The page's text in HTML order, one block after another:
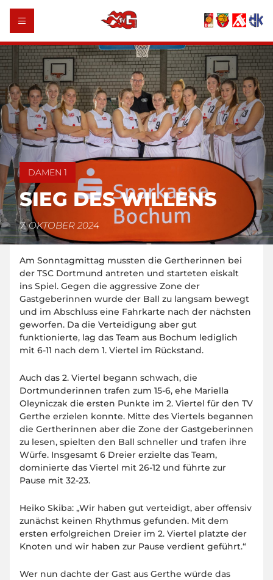
DAMEN 1
SIEG DES WILLENS
7. OKTOBER 2024
Am Sonntagmittag mussten die Gertherinnen bei
der TSC Dortmund antreten und starteten eiskalt
ins Spiel. Gegen die aggressive Zone der
Gastgeberinnen wurde der Ball zu langsam bewegt
und im Abschluss eine Fahrkarte nach der nächsten
geworfen. Da die Verteidigung aber gut
funktionierte, lag das Team aus Bochum lediglich
mit 6-11 nach dem 1. Viertel im Rückstand.
Auch das 2. Viertel begann schwach, die
Dortmunderinnen trafen zum 15-6, ehe Mariella
Oleyniczak die ersten Punkte im 2. Viertel für den TV
Gerthe erzielen konnte. Mitte des Viertels begannen
die Gertherinnen aber die Zone der Gastgeberinnen
zu lesen, spielten den Ball schneller und trafen ihre
Würfe. Insgesamt 6 Dreier erzielte das Team,
dominierte das Viertel mit 26-12 und führte zur
Pause mit 32-23.
Heiko Skiba: „Wir haben gut verteidigt, aber offensiv
zunächst keinen Rhythmus gefunden. Mit dem
ersten erfolgreichen Dreier im 2. Viertel platzte der
Knoten und wir haben zur Pause verdient geführt.“
Wer nun dachte der Gast aus Gerthe würde das